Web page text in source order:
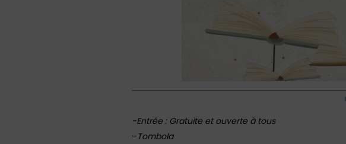
-Entrée : Gratuite et ouverte à tous
– Tombola